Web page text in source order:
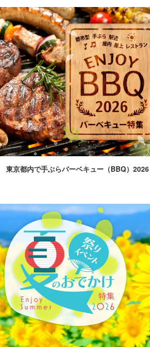
東京都内で手ぶらバーベキュー（BBQ）2026